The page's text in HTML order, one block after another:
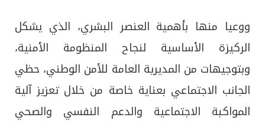
ووعيا منها بأهمية العنصر البشري، الذي يشكل
الركيزة الأساسية لنجاح المنظومة الأمنية،
وبتوجيهات من المديرية العامة للأمن الوطني، حظي
الجانب الاجتماعي بعناية خاصة من خلال تعزيز آلية
المواكبة الاجتماعية والدعم النفسي والصحي